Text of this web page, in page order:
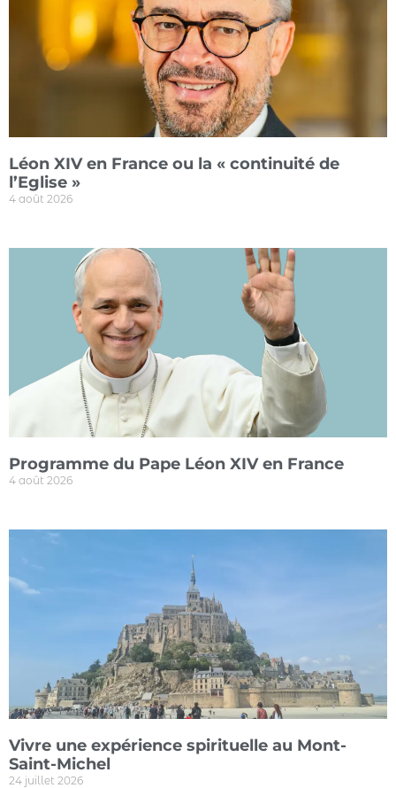
Léon XIV en France ou la « continuité de
l’Eglise »
4 août 2026
Programme du Pape Léon XIV en France
4 août 2026
Vivre une expérience spirituelle au Mont-
Saint-Michel
24 juillet 2026